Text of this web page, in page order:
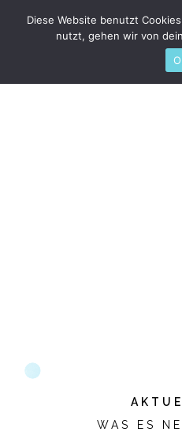
WAS ES
Diese Website benutzt
nutzt, gehen wir von